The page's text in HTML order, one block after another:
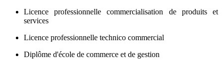
Licence professionnelle commercialisation de produits et
services
Licence professionnelle technico commercial
Diplôme d'école de commerce et de gestion